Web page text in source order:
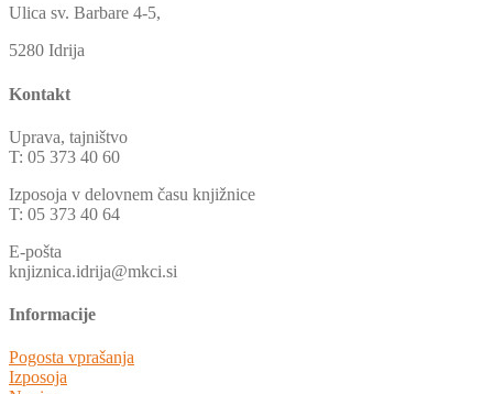
Ulica sv. Barbare 4-5,
5280 Idrija
Kontakt
Uprava, tajništvo
T: 05 373 40 60
Izposoja v delovnem času knjižnice
T: 05 373 40 64
E-pošta
knjiznica.idrija@mkci.si
Informacije
Pogosta vprašanja
Izposoja